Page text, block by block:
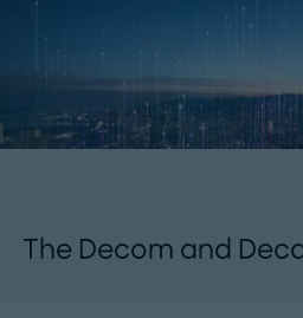
The Decom and